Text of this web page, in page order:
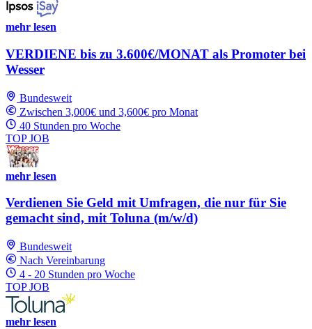
mehr lesen
VERDIENE bis zu 3.600€/MONAT als Promoter bei
Wesser
Bundesweit
Zwischen 3,000€ und 3,600€ pro Monat
40 Stunden pro Woche
TOP JOB
mehr lesen
Verdienen Sie Geld mit Umfragen, die nur für Sie
gemacht sind, mit Toluna (m/w/d)
Bundesweit
Nach Vereinbarung
4 - 20 Stunden pro Woche
TOP JOB
mehr lesen